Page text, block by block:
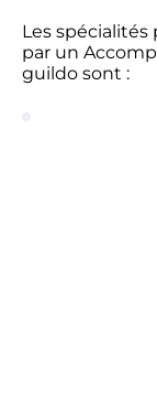
Les
par un
guildo sont :